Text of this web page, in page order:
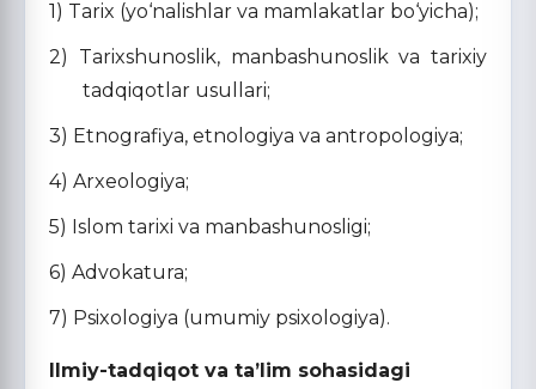
1) Tarix (yo‘nalishlar va mamlakatlar bo‘yicha);
2) Tarixshunoslik, manbashunoslik va tarixiy
tadqiqotlar usullari;
3) Etnografiya, etnologiya va antropologiya;
4) Arxeologiya;
5) Islom tarixi va manbashunosligi;
6) Advokatura;
7) Psixologiya (umumiy psixologiya).
Ilmiy-tadqiqot va ta’lim sohasidagi